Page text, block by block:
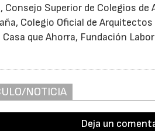
Superior de Colegios
Colegio Oficial de
que Ahorra, Fundación
NOTICIA
Deja un